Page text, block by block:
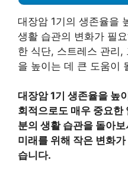
대장암 1기의 생존율을
생활 습관의 변화가 필
한 식단, 스트레스 관리,
을 높이는 데 큰 도움이
대장암 1기 생존율을 높
회적으로도 매우 중요한
분의 생활 습관을 돌아
미래를 위해 작은 변화
습니다.